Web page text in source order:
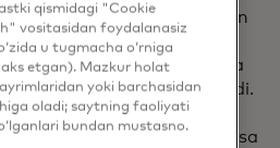
tezligi va chaqqonligidan
Atlas kreditorlarning
qabul qilish jarayoniga
oson va samarali qiladi.
AQShdagi depozit
ortig'ini qamrab oladi, bu esa
qismidagi "Cookie
vositasidan foydalanasiz
u tugmacha o‘rniga
aks etgan). Mazkur holat
yoki barchasidan
oladi; saytning faoliyati
bundan mustasno.